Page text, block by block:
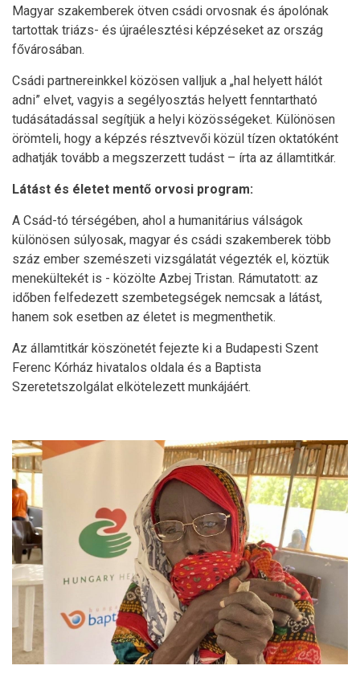
Magyar szakemberek ötven csádi orvosnak és ápolónak
tartottak triázs- és újraélesztési képzéseket az ország
fővárosában.
Csádi partnereinkkel közösen valljuk a „hal helyett hálót
adni” elvet, vagyis a segélyosztás helyett fenntartható
tudásátadással segítjük a helyi közösségeket. Különösen
örömteli, hogy a képzés résztvevői közül tízen oktatóként
adhatják tovább a megszerzett tudást – írta az államtitkár.
Látást és életet mentő orvosi program:
A Csád-tó térségében, ahol a humanitárius válságok
különösen súlyosak, magyar és csádi szakemberek több
száz ember szemészeti vizsgálatát végezték el, köztük
menekültekét is - közölte Azbej Tristan. Rámutatott: az
időben felfedezett szembetegségek nemcsak a látást,
hanem sok esetben az életet is megmenthetik.
Az államtitkár köszönetét fejezte ki a Budapesti Szent
Ferenc Kórház hivatalos oldala és a Baptista
Szeretetszolgálat elkötelezett munkájáért.